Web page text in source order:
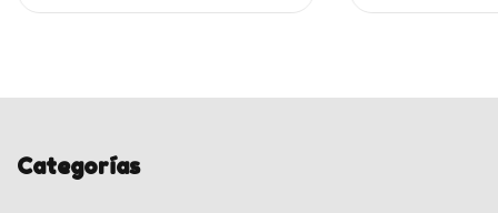
Categorías